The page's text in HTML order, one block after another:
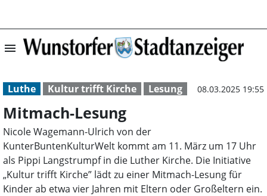
menu Mitmach-
Luthe Kultur trifft Kirche Lesung 08.03.2025 19:55
Mitmach-Lesung
Nicole Wagemann-Ulrich von der
KunterBuntenKulturWelt kommt am 11. März um 17 Uhr
als Pippi Langstrumpf in die Luther Kirche. Die Initiative
„Kultur trifft Kirche” lädt zu einer Mitmach-Lesung für
Kinder ab etwa vier Jahren mit Eltern oder Großeltern ein.